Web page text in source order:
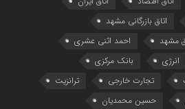
اتاق بازرگانی مشهد
مشهد
احمد اثنی عشری
انرژی
بانک مرکزی
تجارت خارجی
ترانزیت
حسین محمدیان